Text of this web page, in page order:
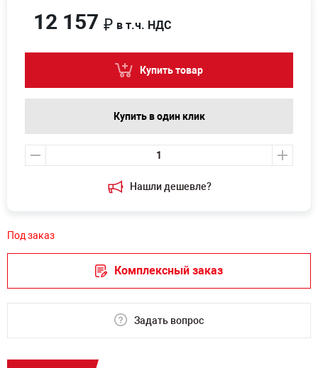
Нашли дешевле?
12 157 ₽ в т.ч. НДС
Купить товар
Купить в один клик
Под заказ
Комплексный заказ
Задать вопрос